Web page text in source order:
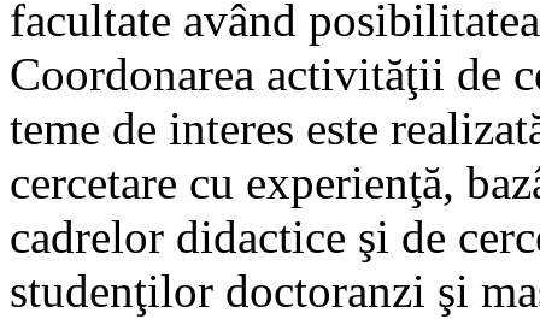
facultate având
Coordonarea activităţii de
teme de interes este
cercetare cu experienţă,
cadrelor didactice şi de
studenţilor doctoranzi şi